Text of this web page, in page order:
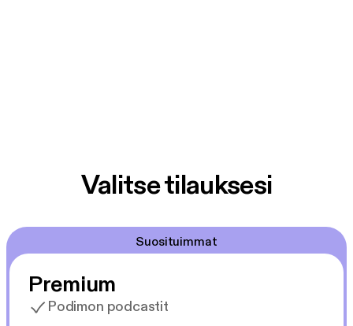
Valitse tilauksesi
Suosituimmat
Premium
Podimon podcastit